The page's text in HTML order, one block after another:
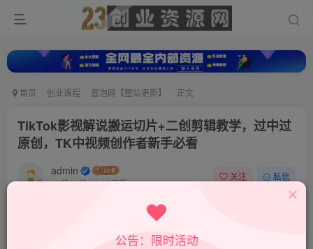
首页 创业课程 冒泡网【整站更新】 正文
TikTok影视解说搬运切片+二创剪辑教学，过中过
原创，TK中视频创作者新手必看
admin
11月10日 09:18更新
关注 私信
公告：限时活动